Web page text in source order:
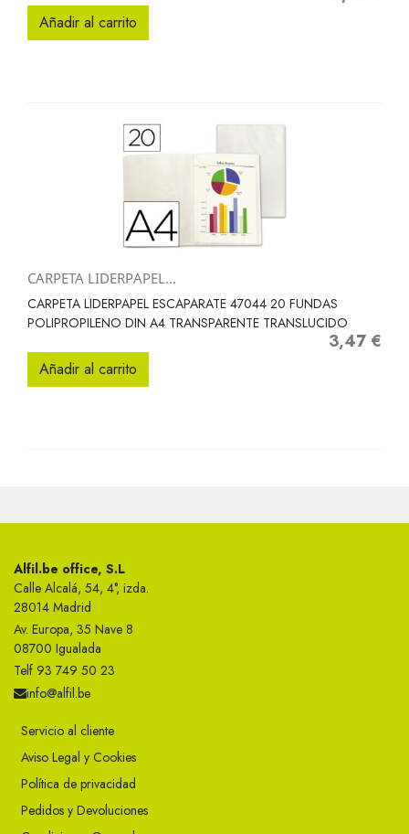
Añadir al carrito
CARPETA LIDERPAPEL...
CARPETA LIDERPAPEL ESCAPARATE 47044 20 FUNDAS
POLIPROPILENO DIN A4 TRANSPARENTE TRANSLUCIDO
Precio
3,47 €
Añadir al carrito
Alfil.be office, S.L
Calle Alcalá, 54, 4°, izda.
28014 Madrid
Av. Europa, 35 Nave 8
08700 Igualada
Telf 93 749 50 23
info@alfil.be
Servicio al cliente
Aviso Legal y Cookies
Política de privacidad
Pedidos y Devoluciones